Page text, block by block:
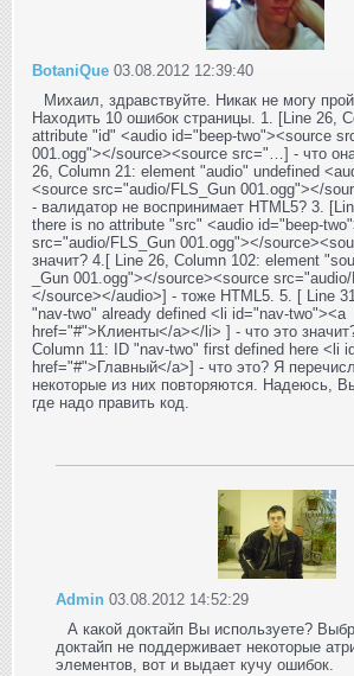
BotaniQue 03.08.2012 12:39:40
Михаил, здравствуйте. Никак не могу
Находить 10 ошибок страницы. 1. [Line 26,
attribute "id" <audio id="beep-two"><source
001.ogg"></source><source src="…] - что
26, Column 21: element "audio" undefined
<source src="audio/FLS_Gun 001.ogg"></
- валидатор не воспринимает HTML5? 3.
there is no attribute "src" <audio id="beep-
src="audio/FLS_Gun 001.ogg"></
значит? 4.[ Line 26, Column 102: element
_Gun 001.ogg"></source><source
</source></audio>] - тоже HTML5. 5. [ Line
"nav-two" already defined <li id="nav-two"><a
href="#">Клиенты</a></li> ] - что это
Column 11: ID "nav-two" first defined here <li
href="#">Главный</a>] - что это? Я
некоторые из них повторяются. Надеюсь,
где надо править код.
Admin 03.08.2012 14:52:29
А какой доктайп Вы используете?
доктайп не поддерживает некоторые
элементов, вот и выдает кучу ошибок.